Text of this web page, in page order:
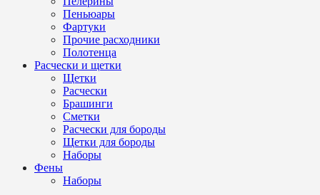
Пеньюары
Фартуки
Прочие расходники
Полотенца
Расчески и щетки
Щетки
Расчески
Брашинги
Сметки
Расчески для бороды
Щетки для бороды
Наборы
Фены
Наборы